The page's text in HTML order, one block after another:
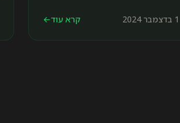
1 בדצמבר 2024 קרא עוד←